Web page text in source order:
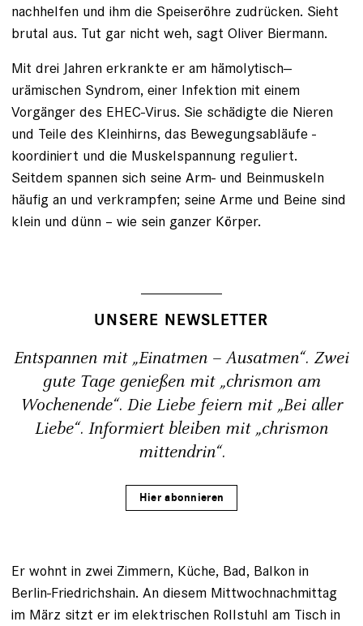
nach­helfen und ihm die Speiseröhre zudrücken. Sieht
brutal aus. Tut gar nicht weh, sagt Oliver Biermann.
Mit drei Jahren erkrankte er am hämolytisch-­
urämischen Syndrom, einer Infektion mit einem
Vorgänger des EHEC-Virus. Sie schädigte die ­Nieren
und Teile des Kleinhirns, das Bewegungsabläufe ­
koordiniert und die Muskelspannung reguliert.
Seitdem spannen sich seine Arm- und Beinmuskeln
häufig an und verkrampfen; seine Arme und Beine sind
klein und dünn – wie sein ganzer Körper.
UNSERE NEWSLETTER
Entspannen mit „Einatmen – Ausatmen“. Zwei
gute Tage genießen mit „chrismon am
Wochenende“. Die Liebe feiern mit „Bei aller
Liebe“. Informiert bleiben mit „chrismon
mittendrin“.
Hier abonnieren
Er wohnt in zwei Zimmern, Küche, Bad, Balkon in
Berlin-Friedrichshain. An diesem Mittwoch­nachmittag
im März sitzt er im elektrischen Rollstuhl am Tisch in